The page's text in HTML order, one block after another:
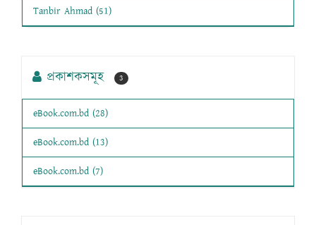
Tanbir Ahmad (51)
প্রকাশকসমূহ 3
eBook.com.bd (28)
eBook.com.bd (13)
eBook.com.bd (7)